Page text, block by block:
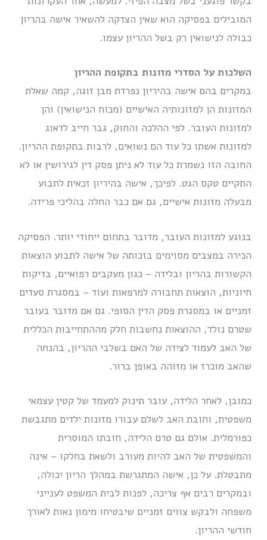
המובילים בפסיקה הוא שאין הצדקה להשאיר אישה בהריון
כבולה לנישואין רק בשל ההריון עצמו.
השלכות על הסדרי מזונות בתקופת ההריון
במקרים בהם אישה בהיריון נפרדת מבן זוגה, קמה שאלת
המזונות הן למזונותיה האישיים (מכוח הנישואין) והן
למזונות העובר. לפי ההלכה והחוק, גבר חייב לדאוג
למזונות אשתו כל עוד הם נשואים, לרבות בתקופת ההריון.
החובה הזו נשמרת כל עוד לא ניתן פסק דין לגירושין או לא
התקיים טקס הגט. לפיכך, אישה בהיריון זכאית לתבוע
מבעלה מזונות אישיים, גם אם כבר החלה בהליכי פרידה.
בנוגע למזונות העובר, מדובר בתחום ייחודי יותר. הפסיקה
הכירה במצבים מסוימים בזכותה של אישה לתבוע הוצאות
הקשורות בהריון ובלידה – כגון מעקבים רפואיים, בדיקות
חיוניות, הוצאות תחבורה למרפאות ועוד – במסגרת סעדים
זמניים או במסגרת פסק הדין הסופי. גם אם מדובר בעובר
שטרם נולד, ההוצאות נחשבות חלק מההתחייבות הכללית
של האב לעמוד לצידה של האם בשלבי ההריון, בהנחה
שהאב מוכרז או מזוהה באופן ברור.
כמובן, לאחר הלידה, עובר תינוק למעמד של קטין עצמאי
משפטית, וחובת האב לשלם עבורו מזונות ילדים מתגבשת
כפורמלית. אולם גם טרם הלידה, חובתו המוסרית
והמשפטית של האב להיות מעורב ולשאת בחלקו – אינה
מתבטלת. על כן, אישה המתגרשת במהלך הריון יכולה,
ובמקרים רבים אף צריכה, לפנות לבית המשפט לענייני
משפחה ולבקש צווים זמניים שיבטיחו מימון נאות לאורך
חודשי ההריון.